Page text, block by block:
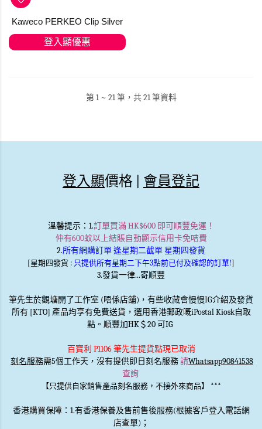
Kaweco PERKEO Clip Silver
登入顯優惠
第 1 ~ 21 筆，共 21 筆資料
登入顯價格 | 會員登記
溫馨提示：1.訂單買滿 HK$600 即可順豐免運！
仲有600蚊以上結賬自動顯示信用卡免咭費
2.所有網購訂單 逢星期二截單 星期四發貨
[星期四發貨 : 只提供所有星期二下午3點前已付及確認的訂單!]
3.發貨一律...寄順豐
筆先生於觀塘開了工作室 (唔係店舖)，有些收藏會慢慢IG介紹及發貨
所有 [KTO] 產品均享有免費送貨，選用香港郵政嘅iPostal Kiosk自取
點。順豐加HK＄20 可IG
百寶利 P1106 筆先生提貨點現已取消
刻名服務需5個工作天，沒有提供即日刻名服務請Whatsapp90841538
查詢
【只提供自家銷售產品刻名服務，不接外來商品】 ***
香港購買保障：1.有香港保養及售前售後服務(根據客戶登入電話網
店查單)；